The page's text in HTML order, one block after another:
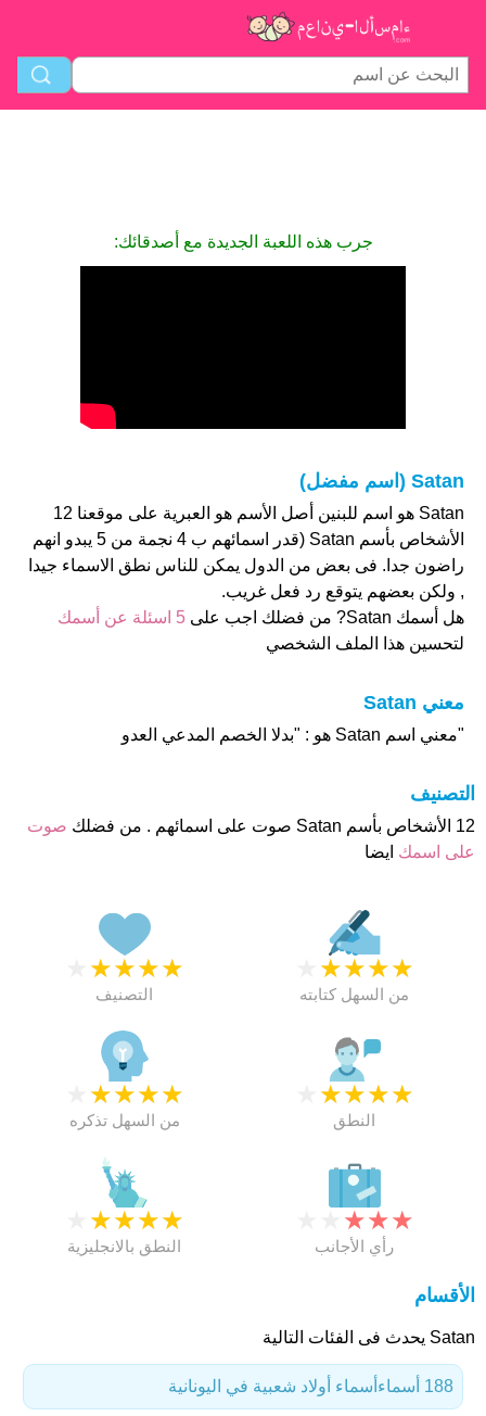
جرب هذه اللعبة الجديدة مع أصدقائك:
Satan (اسم مفضل)
Satan هو اسم للبنين أصل الأسم هو العبرية على موقعنا 12
الأشخاص بأسم Satan (قدر اسمائهم ب 4 نجمة من 5 يبدو انهم
راضون جدا. فى بعض من الدول يمكن للناس نطق الاسماء جيدا
, ولكن بعضهم يتوقع رد فعل غريب.
هل أسمك Satan? من فضلك اجب على
5 اسئلة عن أسمك
لتحسين هذا الملف الشخصي
معني Satan
"معني اسم Satan هو : "بدلا الخصم المدعي العدو
التصنيف
12 الأشخاص بأسم Satan صوت على اسمائهم . من فضلك
صوت
على اسمك ايضا
★
★
★
★
التصنيف
★
★
★
★
من السهل كتابته
★
★
★
★
من السهل تذكره
★
★
★
★
النطق
★
★
★
★
النطق بالانجليزية
★
★
★
رأي الأجانب
الأقسام
Satan يحدث فى الفئات التالية
أسماء أولاد شعبية في اليونانية 188 أسماء